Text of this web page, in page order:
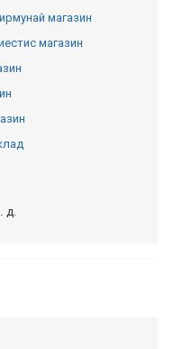
магазин
магазин
д.